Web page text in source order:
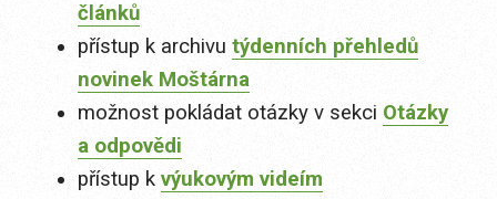
článků
přístup k archivu týdenních přehledů
novinek Moštárna
možnost pokládat otázky v sekci Otázky
a odpovědi
přístup k výukovým videím